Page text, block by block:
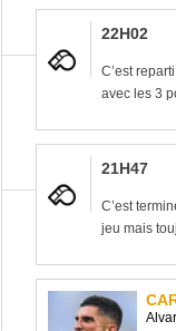
22H02
C’est
avec les 3
21H47
C’est
jeu mais